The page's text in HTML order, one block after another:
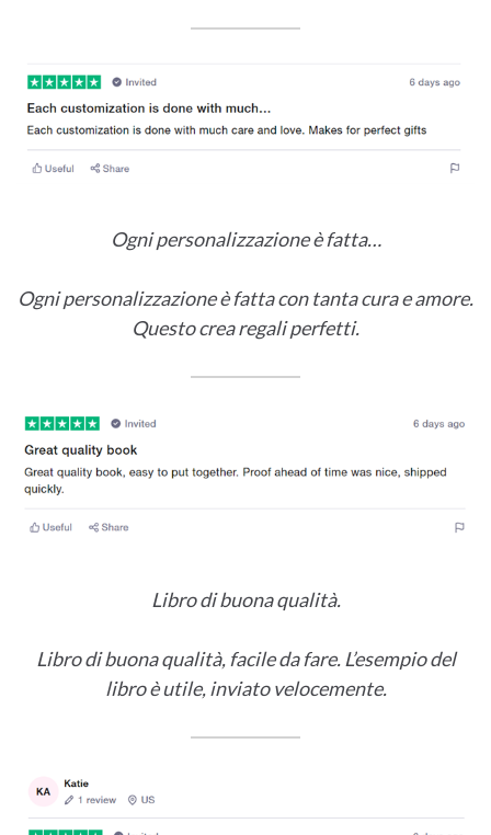
Ogni personalizzazione è fatta…
Ogni personalizzazione è fatta con tanta cura e amore.
Questo crea regali perfetti.
Libro di buona qualità.
Libro di buona qualità, facile da fare. L’esempio del
libro è utile, inviato velocemente.